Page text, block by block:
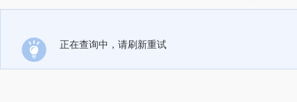
正在查询中，请刷新重试